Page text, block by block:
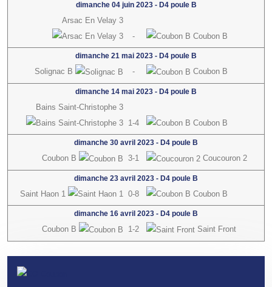
dimanche 04 juin 2023 - D4 poule B
Arsac En Velay 3
-
Coubon B
dimanche 21 mai 2023 - D4 poule B
Solignac B - Coubon B
dimanche 14 mai 2023 - D4 poule B
Bains Saint-Christophe 3
1-4
Coubon B
dimanche 30 avril 2023 - D4 poule B
Coubon B 3-1 Coucouron 2
dimanche 23 avril 2023 - D4 poule B
Saint Haon 1 0-8 Coubon B
dimanche 16 avril 2023 - D4 poule B
Coubon B 1-2 Saint Front